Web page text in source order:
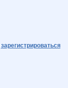
зарегистрироваться